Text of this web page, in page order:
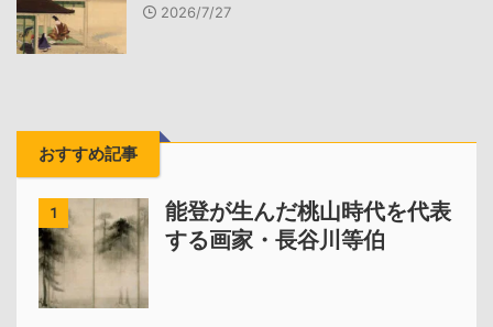
2026/7/27
おすすめ記事
1
能登が生んだ桃山時代を代表
する画家・長谷川等伯